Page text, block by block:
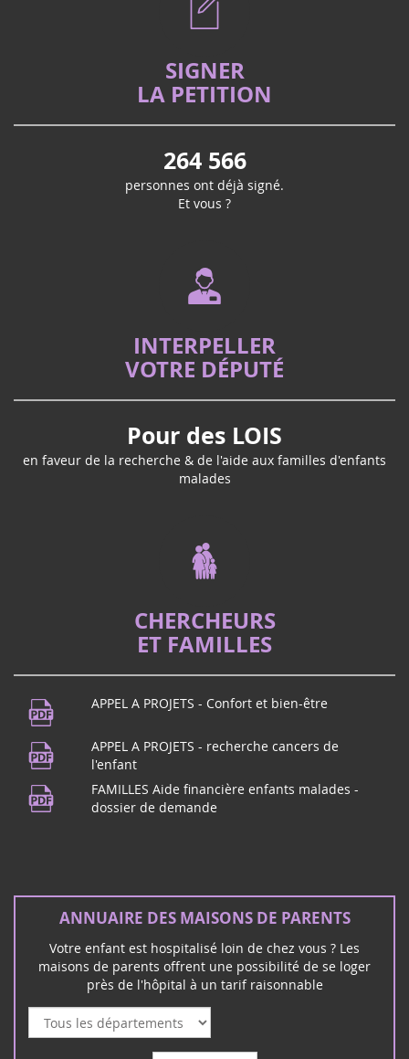
SIGNER
LA PETITION
264 566
personnes ont déjà signé.
Et vous ?
INTERPELLER
VOTRE DÉPUTÉ
Pour des LOIS
en faveur de la recherche & de l'aide aux familles d'enfants
malades
CHERCHEURS
ET FAMILLES
APPEL A PROJETS - Confort et bien-être
APPEL A PROJETS - recherche cancers de
l'enfant
FAMILLES Aide financière enfants malades -
dossier de demande
ANNUAIRE DES MAISONS DE PARENTS
Votre enfant est hospitalisé loin de chez vous ? Les
maisons de parents offrent une possibilité de se loger
près de l'hôpital à un tarif raisonnable